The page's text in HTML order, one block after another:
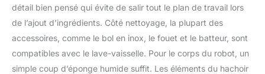
détail bien pensé qui évite de salir tout le plan de travail lors
de l’ajout d’ingrédients. Côté nettoyage, la plupart des
accessoires, comme le bol en inox, le fouet et le batteur, sont
compatibles avec le lave-vaisselle. Pour le corps du robot, un
simple coup d’éponge humide suffit. Les éléments du hachoir